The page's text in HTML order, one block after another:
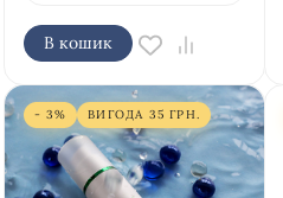
В кошик
- 3% ВИГОДА 35 ГРН.